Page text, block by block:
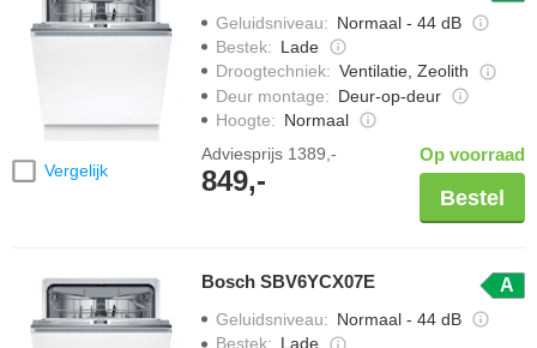
Vergelijk
Geluidsniveau: Normaal - 44 dB
Bestek: Lade
Droogtechniek: Ventilatie, Zeolith
Deur montage: Deur-op-deur
Hoogte: Normaal
Adviesprijs 1389,-
849,-
Op voorraad
Bestel
Bosch SBV6YCX07E A
Geluidsniveau: Normaal - 44 dB
Bestek: Lade